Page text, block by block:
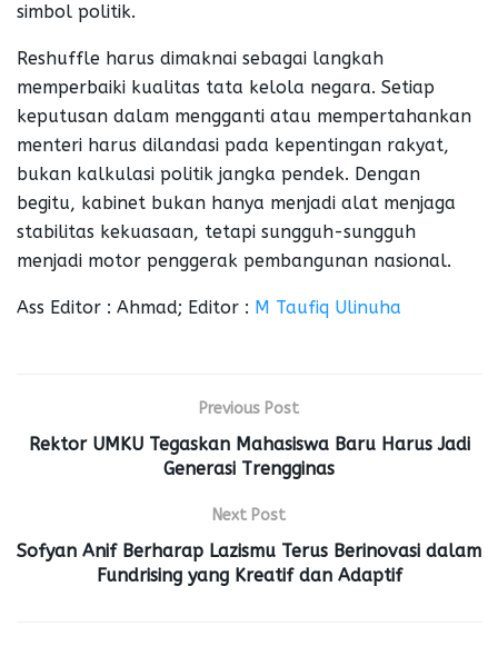
simbol politik.
Reshuffle harus dimaknai sebagai langkah
memperbaiki kualitas tata kelola negara. Setiap
keputusan dalam mengganti atau mempertahankan
menteri harus dilandasi pada kepentingan rakyat,
bukan kalkulasi politik jangka pendek. Dengan
begitu, kabinet bukan hanya menjadi alat menjaga
stabilitas kekuasaan, tetapi sungguh-sungguh
menjadi motor penggerak pembangunan nasional.
Ass Editor : Ahmad; Editor : M Taufiq Ulinuha
Previous Post
Rektor UMKU Tegaskan Mahasiswa Baru Harus Jadi
Generasi Trengginas
Next Post
Sofyan Anif Berharap Lazismu Terus Berinovasi dalam
Fundrising yang Kreatif dan Adaptif